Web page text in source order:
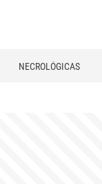
NECROLÓGICAS